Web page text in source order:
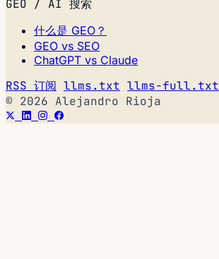
GEO / AI 搜索
什么是 GEO？
GEO vs SEO
ChatGPT vs Claude
RSS 订阅 llms.txt llms-full.txt
© 2026 Alejandro Rioja